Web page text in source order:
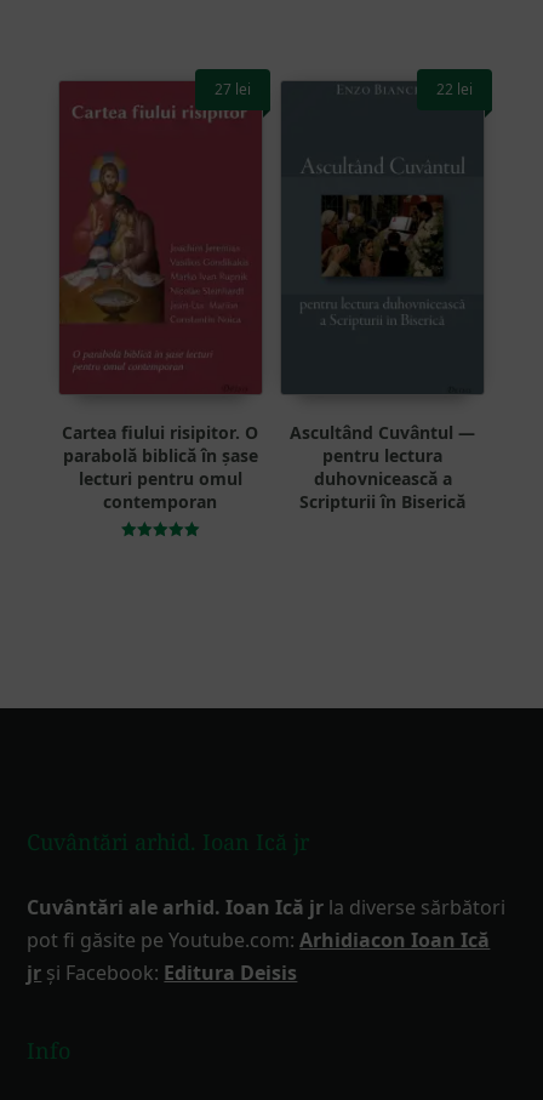
Cartea fiului risipitor. O
parabolă biblică în șase
lecturi pentru omul
contemporan
27 lei
Ascultând Cuvântul —
pentru lectura
duhovnicească a
Scripturii în Biserică
22 lei
Cuvântări arhid. Ioan Ică jr
Cuvântări ale arhid. Ioan Ică jr la diverse sărbători
pot fi găsite pe Youtube.com:Arhidiacon Ioan Ică
jr și Facebook: Editura Deisis
Info